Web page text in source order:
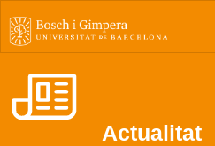
Actualitat